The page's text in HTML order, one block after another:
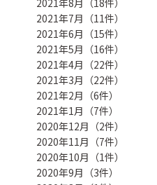
2021年7月（11件）
2021年6月（15件）
2021年5月（16件）
2021年4月（22件）
2021年3月（22件）
2021年2月（6件）
2021年1月（7件）
2020年12月（2件）
2020年11月（7件）
2020年10月（1件）
2020年9月（3件）